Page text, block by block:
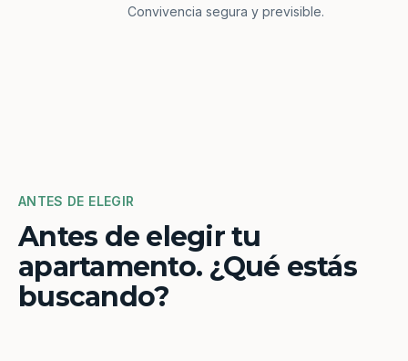
Convivencia segura y previsible.
ANTES DE ELEGIR
Antes de elegir tu
apartamento. ¿Qué estás
buscando?